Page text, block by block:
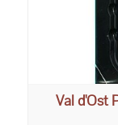
Val d'Ost